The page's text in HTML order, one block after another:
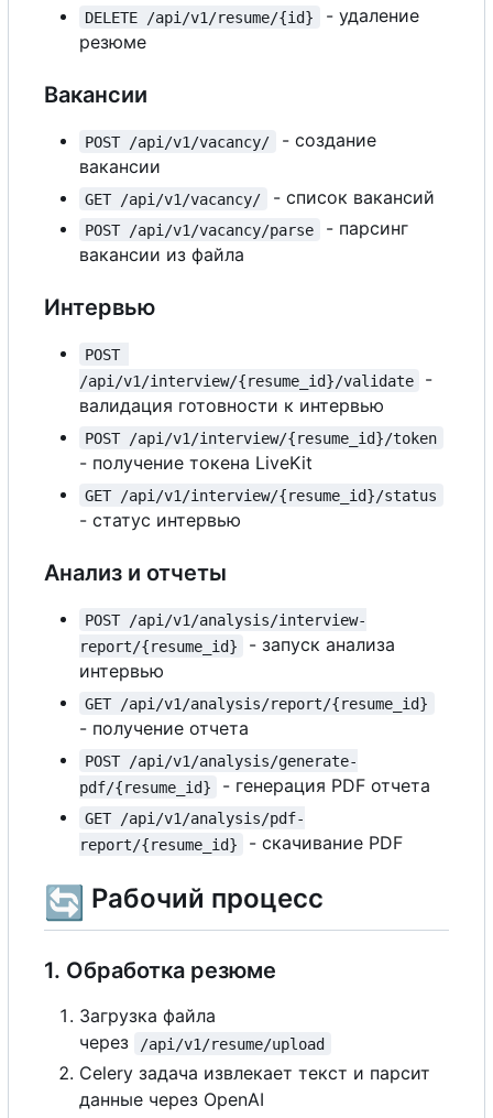
DELETE /api/v1/resume/{id}
- удаление
резюме
Вакансии
POST /api/v1/vacancy/
- создание
вакансии
GET /api/v1/vacancy/ - список вакансий
POST /api/v1/vacancy/parse
- парсинг
вакансии из файла
Интервью
POST
/api/v1/interview/{resume_id}/validate
-
валидация готовности к интервью
POST /api/v1/interview/{resume_id}/token
- получение токена LiveKit
GET /api/v1/interview/{resume_id}/status
- статус интервью
Анализ и отчеты
POST /api/v1/analysis/interview-
report/{resume_id}
- запуск анализа
интервью
GET /api/v1/analysis/report/{resume_id}
- получение отчета
POST /api/v1/analysis/generate-
pdf/{resume_id}
- генерация PDF отчета
GET /api/v1/analysis/pdf-
report/{resume_id}
- скачивание PDF
🔄 Рабочий процесс
1. Обработка резюме
Загрузка файла
через
/api/v1/resume/upload
Celery задача извлекает текст и парсит
данные через OpenAI